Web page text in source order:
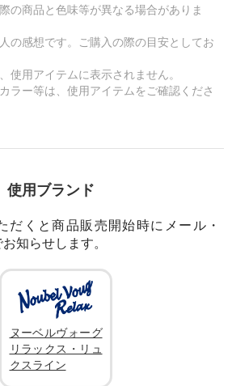
の商品と色味等が異なる場合がありま
の感想です。ご購入の際の目安としてお
使用アイテムに表示されません。
ラー等は、使用アイテムをご確認くださ
使用ブランド
だくと商品販売開始時にメール・
知らせします。
ヌーベルヴォーグ
リラックス・リュ
クスライン